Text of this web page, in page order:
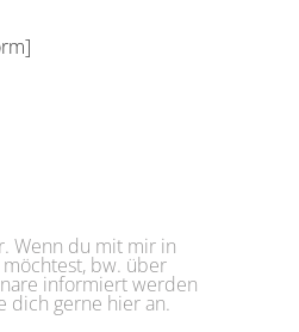
Wenn du mit mir in
bw. über
informiert werden
dich gerne hier an.